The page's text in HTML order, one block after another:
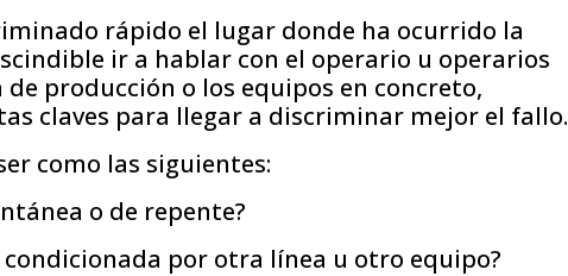
rápido el lugar donde ha ocurrido la
ir a hablar con el operario u operarios
producción o los equipos en concreto,
claves para llegar a discriminar mejor el fallo.
como las siguientes:
o de repente?
condicionada por otra línea u otro equipo?